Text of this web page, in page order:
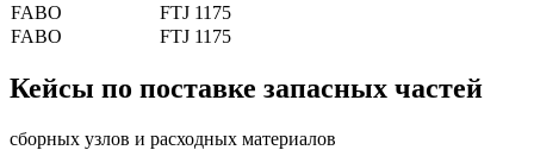
FABO
FTJ 1175
FABO
FTJ 1175
Кейсы по поставке запасных частей
сборных узлов и расходных материалов